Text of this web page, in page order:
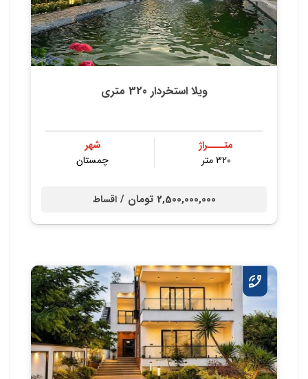
ویلا استخردار 320 متری
متــــراژ
320 متر
شهر
چمستان
2,500,000,000 تومان / اقساط